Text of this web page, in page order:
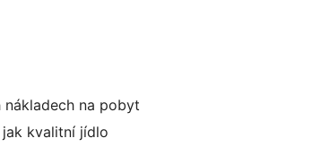
na pobyt
kvalitní jídlo